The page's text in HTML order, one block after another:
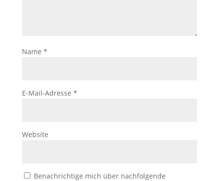
Name *
E-Mail-Adresse *
Website
Benachrichtige mich über nachfolgende